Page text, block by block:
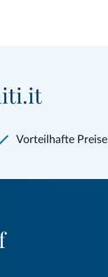
Vorteilhafte Preise